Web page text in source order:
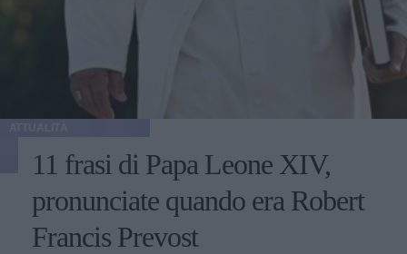
11 frasi di Papa Leone XIV,
pronunciate quando era Robert
Francis Prevost